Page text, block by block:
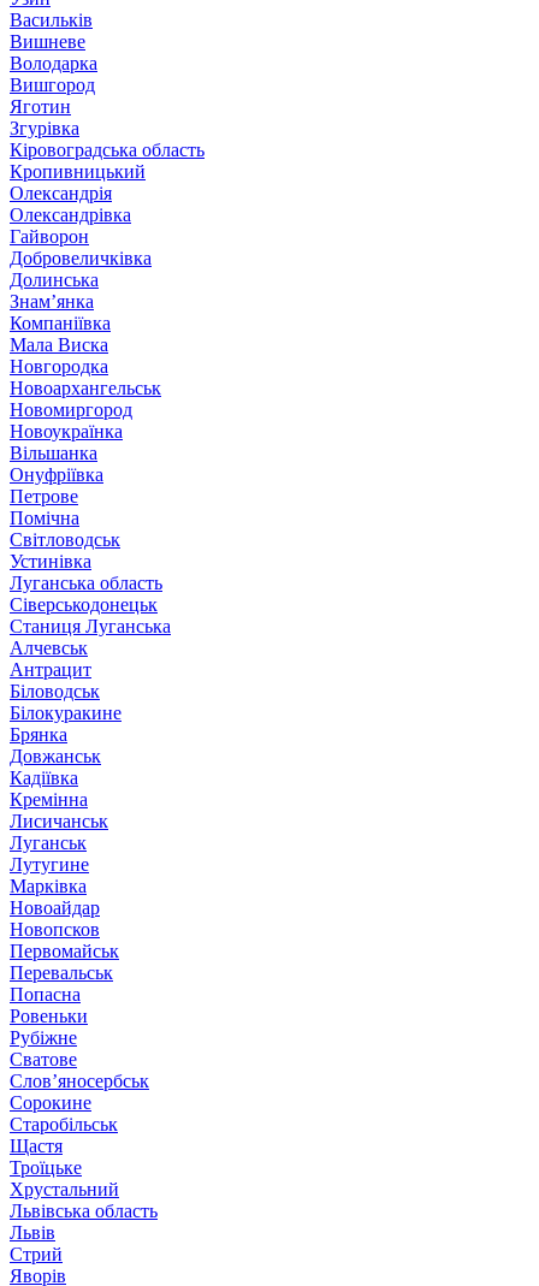
Васильків
Вишневе
Володарка
Вишгород
Яготин
Згурівка
Кіровоградська область
Кропивницький
Олександрія
Олександрівка
Гайворон
Добровеличківка
Долинська
Знам’янка
Компаніївка
Мала Виска
Новгородка
Новоархангельськ
Новомиргород
Новоукраїнка
Вільшанка
Онуфріївка
Петрове
Помічна
Світловодськ
Устинівка
Луганська область
Сіверськодонецьк
Станиця Луганська
Алчевськ
Антрацит
Біловодськ
Білокуракине
Брянка
Довжанськ
Кадіївка
Кремінна
Лисичанськ
Луганськ
Лутугине
Марківка
Новоайдар
Новопсков
Первомайськ
Перевальськ
Попасна
Ровеньки
Рубіжне
Сватове
Слов’яносербськ
Сорокине
Старобільськ
Щастя
Троїцьке
Хрустальний
Львівська область
Львів
Стрий
Яворів